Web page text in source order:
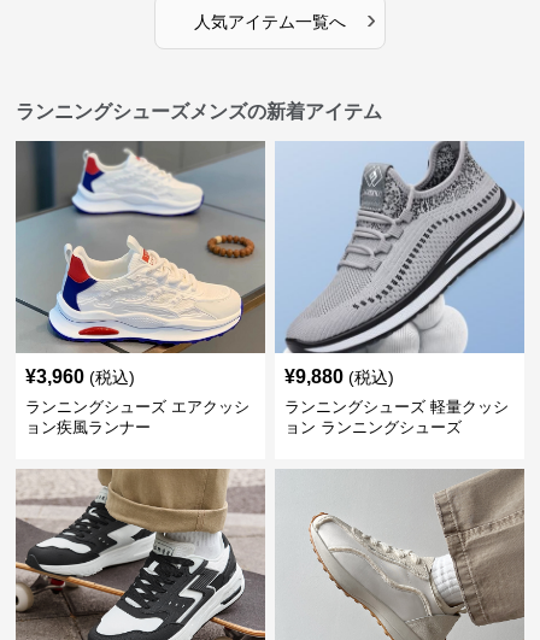
人気アイテム一覧へ ›
ランニングシューズメンズの新着アイテム
¥3,960 (税込)
ランニングシューズ エアクッシ
ョン疾風ランナー
¥9,880 (税込)
ランニングシューズ 軽量クッシ
ョン ランニングシューズ